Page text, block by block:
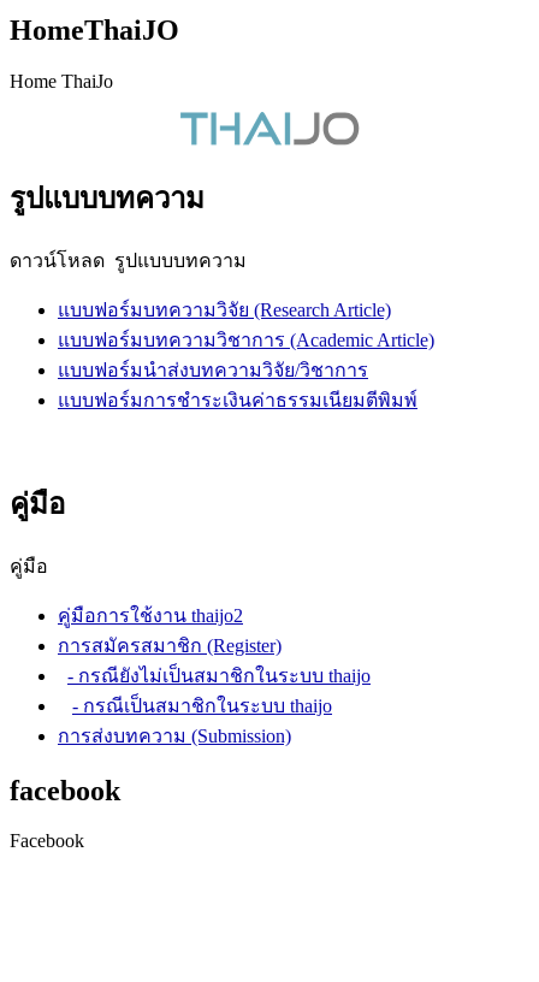
HomeThaiJO
Home ThaiJo
รูปแบบบทความ
ดาวน์โหลด รูปแบบบทความ
แบบฟอร์มบทความวิจัย (Research Article)
แบบฟอร์มบทความวิชาการ (Academic Article)
แบบฟอร์มนำส่งบทความวิจัย/วิชาการ
แบบฟอร์มการชำระเงินค่าธรรมเนียมตีพิมพ์
คู่มือ
คู่มือ
คู่มือการใช้งาน thaijo2
การสมัครสมาชิก (Register)
- กรณียังไม่เป็นสมาชิกในระบบ thaijo
- กรณีเป็นสมาชิกในระบบ thaijo
การส่งบทความ (Submission)
facebook
Facebook